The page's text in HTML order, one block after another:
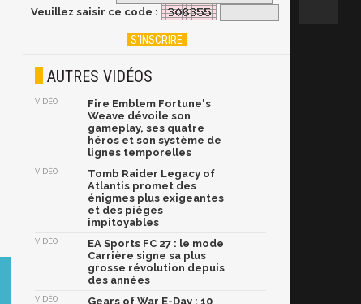
Veuillez saisir ce code :
AUTRES VIDÉOS
VIDÉO
Fire Emblem Fortune's
Weave dévoile son
gameplay, ses quatre
héros et son système de
lignes temporelles
VIDÉO
Tomb Raider Legacy of
Atlantis promet des
énigmes plus exigeantes
et des pièges
impitoyables
VIDÉO
EA Sports FC 27 : le mode
Carrière signe sa plus
grosse révolution depuis
des années
VIDÉO
Gears of War E-Day : 10